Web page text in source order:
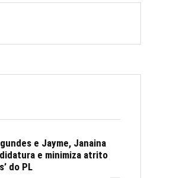
e Jayme, Janaina
e minimiza atrito
do PL